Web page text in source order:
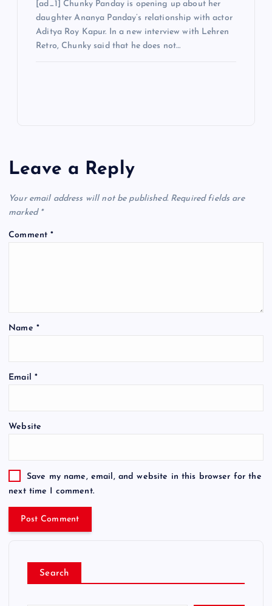
[ad_1] Chunky Panday is opening up about her
daughter Ananya Panday’s relationship with actor
Aditya Roy Kapur. In a new interview with Lehren
Retro, Chunky said that he does not…
Leave a Reply
Your email address will not be published. Required fields are
marked *
Comment*
Name *
Email *
Website
Save my name, email, and website in this browser for the
next time I comment.
Search